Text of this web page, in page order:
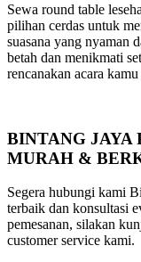
Sewa round table
pilihan cerdas untuk
suasana yang nyaman
betah dan menikmati
rencanakan acara
BINTANG JAYA
MURAH &
Segera hubungi kami
terbaik dan konsultasi
pemesanan, silakan
customer service kami.